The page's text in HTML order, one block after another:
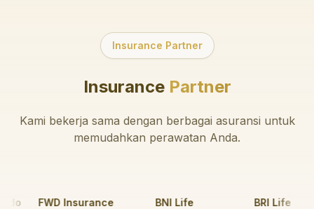
Insurance Partner
InsurancePartner
Kami bekerja sama dengan berbagai asuransi untuk
memudahkan perawatan Anda.
FWD Insurance BNI Life BRI Life